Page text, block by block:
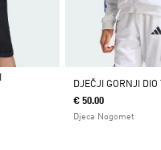
DJEČJI GORNJI
€ 50.00
Djeca Nogomet